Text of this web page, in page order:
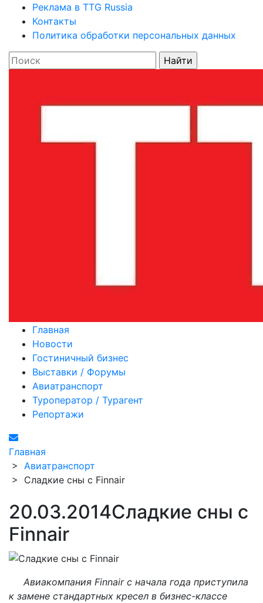
Реклама в TTG Russia
Контакты
Политика обработки персональных данных
Главная
Новости
Гостиничный бизнес
Выставки / Форумы
Авиатранспорт
Туроператор / Турагент
Репортажи
Главная
> Авиатранспорт
> Сладкие сны с Finnair
20.03.2014Сладкие сны с
Finnair
Авиакомпания Finnair с начала года приступила
к замене стандартных кресел в бизнес-классе